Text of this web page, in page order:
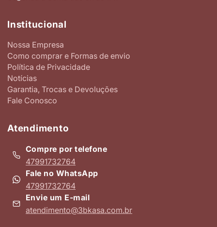
Institucional
Nossa Empresa
Como comprar e Formas de envio
Política de Privacidade
Notícias
Garantia, Trocas e Devoluções
Fale Conosco
Atendimento
Compre por telefone
47991732764
Fale no WhatsApp
47991732764
Envie um E-mail
atendimento@3bkasa.com.br